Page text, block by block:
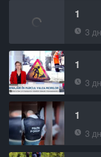
1
3
1
3
1
3